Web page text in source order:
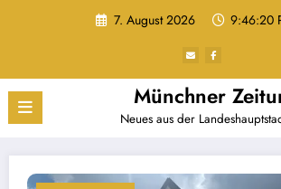
7. August 2026 9:46:21
Münchner
Neues aus der